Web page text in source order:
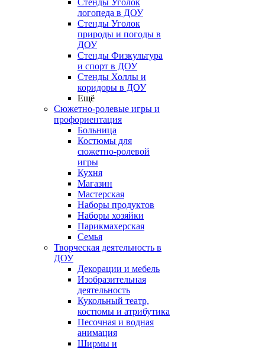
Стенды Уголок
логопеда в ДОУ
Стенды Уголок
природы и погоды в
ДОУ
Стенды Физкультура
и спорт в ДОУ
Стенды Холлы и
коридоры в ДОУ
Ещё
Сюжетно-ролевые игры и
профориентация
Больница
Костюмы для
сюжетно-ролевой
игры
Кухня
Магазин
Мастерская
Наборы продуктов
Наборы хозяйки
Парикмахерская
Семья
Творческая деятельность в
ДОУ
Декорации и мебель
Изобразительная
деятельность
Кукольный театр,
костюмы и атрибутика
Песочная и водная
анимация
Ширмы и